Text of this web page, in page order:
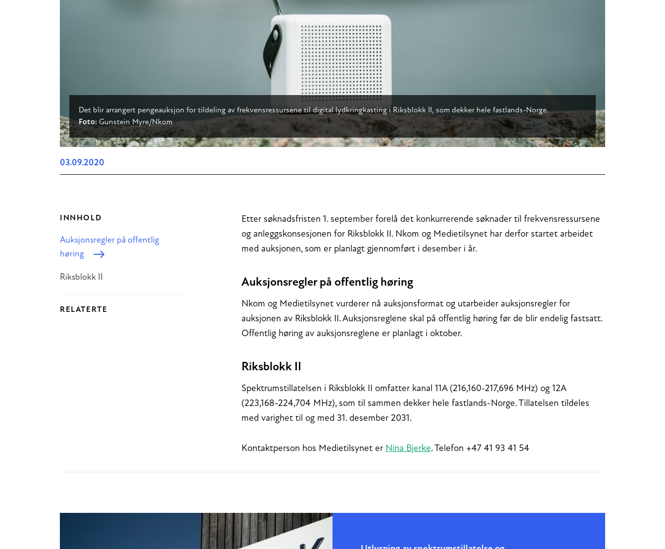
Det blir arrangert pengeauksjon for tildeling av frekvensressursene til digital lydkringkasting i Riksblokk II, som dekker hele fastlands-Norge.
Foto: Gunstein Myre/Nkom
03.09.2020
INNHOLD
Auksjonsregler på offentlig
høring
Riksblokk II
RELATERTE
Etter søknadsfristen 1. september forelå det konkurrerende søknader til frekvensressursene
og anleggskonsesjonen for Riksblokk II. Nkom og Medietilsynet har derfor startet arbeidet
med auksjonen, som er planlagt gjennomført i desember i år.
Auksjonsregler på offentlig høring
Nkom og Medietilsynet vurderer nå auksjonsformat og utarbeider auksjonsregler for
auksjonen av Riksblokk II. Auksjonsreglene skal på offentlig høring før de blir endelig fastsatt.
Offentlig høring av auksjonsreglene er planlagt i oktober.
Riksblokk II
Spektrumstillatelsen i Riksblokk II omfatter kanal 11A (216,160-217,696 MHz) og 12A
(223,168-224,704 MHz), som til sammen dekker hele fastlands-Norge. Tillatelsen tildeles
med varighet til og med 31. desember 2031.
Kontaktperson hos Medietilsynet er Nina Bjerke. Telefon +47 41 93 41 54